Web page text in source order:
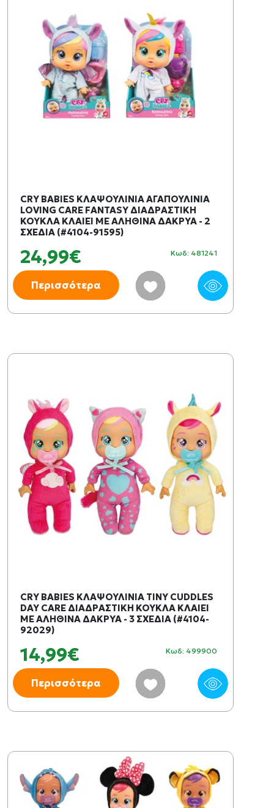
CRY BABIES ΚΛΑΨΟΥΛΙΝΙΑ ΑΓΑΠΟΥΛΙΝΙΑ
LOVING CARE FANTASY ΔΙΑΔΡΑΣΤΙΚΗ
ΚΟΥΚΛΑ ΚΛΑΙΕΙ ΜΕ ΑΛΗΘΙΝΑ ΔΑΚΡΥΑ - 2
ΣΧΕΔΙΑ (#4104-91595)
24,99€ Κωδ: 481241
Περισσότερα
CRY BABIES ΚΛΑΨΟΥΛΙΝΙΑ TINY CUDDLES
DAY CARE ΔΙΑΔΡΑΣΤΙΚΗ ΚΟΥΚΛΑ ΚΛΑΙΕΙ
ΜΕ ΑΛΗΘΙΝΑ ΔΑΚΡΥΑ - 3 ΣΧΕΔΙΑ (#4104-
92029)
14,99€ Κωδ: 499900
Περισσότερα